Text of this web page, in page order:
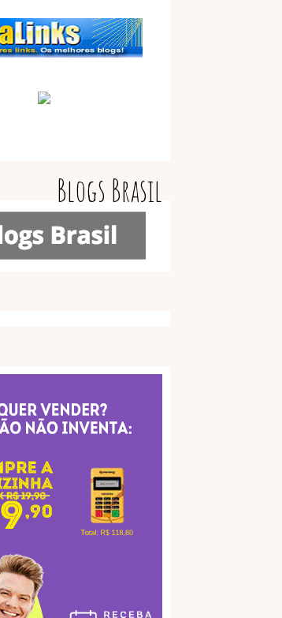
Blogs Brasil